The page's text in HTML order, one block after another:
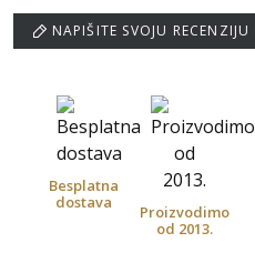
NAPIŠITE SVOJU RECENZIJU
Besplatna
dostava
Proizvodimo
od 2013.